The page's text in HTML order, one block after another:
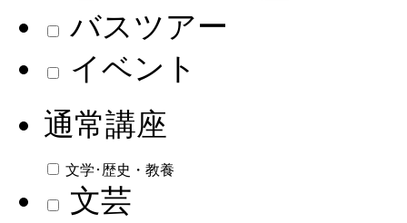
バスツアー
イベント
通常講座
文学･歴史・教養
文芸